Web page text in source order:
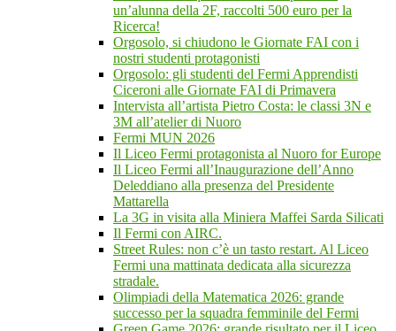
un’alunna della 2F, raccolti 500 euro per la
Ricerca!
Orgosolo, si chiudono le Giornate FAI con i
nostri studenti protagonisti
Orgosolo: gli studenti del Fermi Apprendisti
Ciceroni alle Giornate FAI di Primavera
Intervista all’artista Pietro Costa: le classi 3N e
3M all’atelier di Nuoro
Fermi MUN 2026
Il Liceo Fermi protagonista al Nuoro for Europe
Il Liceo Fermi all’Inaugurazione dell’Anno
Deleddiano alla presenza del Presidente
Mattarella
La 3G in visita alla Miniera Maffei Sarda Silicati
Il Fermi con AIRC.
Street Rules: non c’è un tasto restart. Al Liceo
Fermi una mattinata dedicata alla sicurezza
stradale.
Olimpiadi della Matematica 2026: grande
successo per la squadra femminile del Fermi